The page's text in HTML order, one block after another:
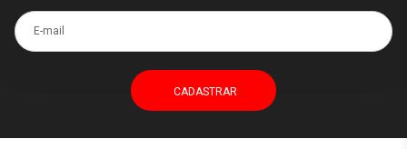
E-mail